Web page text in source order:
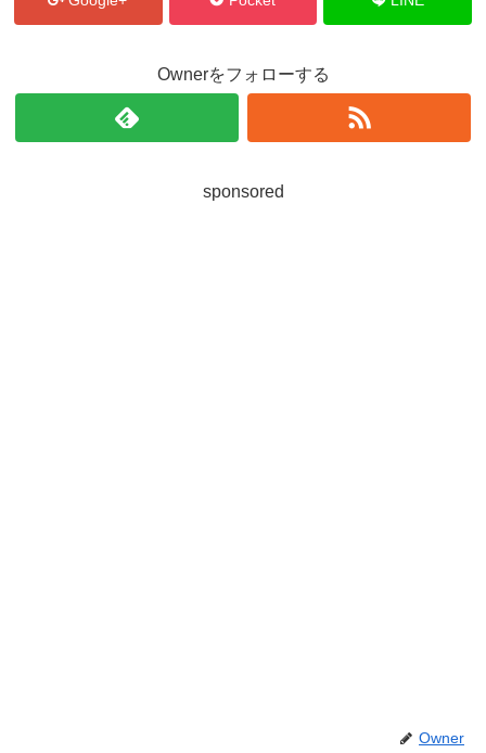
Ownerをフォローする
sponsored
Owner